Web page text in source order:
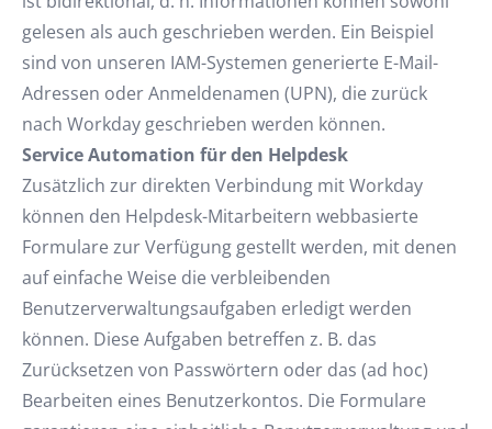
gelesen als auch geschrieben werden. Ein Beispiel
sind von unseren IAM-Systemen generierte E-Mail-
Adressen oder Anmeldenamen (UPN), die zurück
nach Workday geschrieben werden können.
Service Automation für den Helpdesk
Zusätzlich zur direkten Verbindung mit Workday
können den Helpdesk-Mitarbeitern webbasierte
Formulare zur Verfügung gestellt werden, mit denen
auf einfache Weise die verbleibenden
Benutzerverwaltungsaufgaben erledigt werden
können. Diese Aufgaben betreffen z. B. das
Zurücksetzen von Passwörtern oder das (ad hoc)
Bearbeiten eines Benutzerkontos. Die Formulare